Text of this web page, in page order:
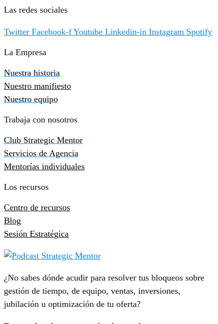
Las redes sociales
Twitter Facebook-f Youtube Linkedin-in Instagram Spotify
La Empresa
Nuestra historia
Nuestro manifiesto
Nuestro equipo
Trabaja con nosotros
Club Strategic Mentor
Servicios de Agencia
Mentorías individuales
Los recursos
Centro de recursos
Blog
Sesión Estratégica
¿No sabes dónde acudir para resolver tus bloqueos sobre
gestión de tiempo, de equipo, ventas, inversiones,
jubilación u optimización de tu oferta?